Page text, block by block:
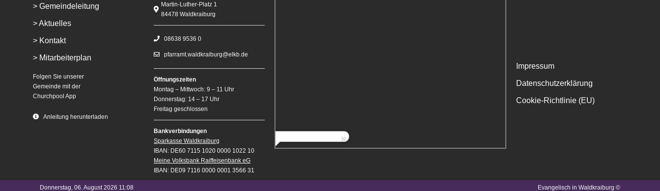
> Gemeindeleitung
> Aktuelles
> Kontakt
> Mitarbeiterplan
Folgen Sie unserer
Gemeinde mit der
Churchpool App
Anleitung herunterladen
Martin-Luther-Platz 1
84478 Waldkraiburg
08638 9536 0
pfarramt.waldkraiburg@elkb.de
Öffnungszeiten
Montag – Mittwoch: 9 – 11 Uhr
Donnerstag: 14 – 17 Uhr
Freitag geschlossen
Bankverbindungen
Sparkasse Waldkraiburg
IBAN: DE60 7115 1020 0000 1022 10
Meine Volksbank Raiffeisenbank eG
IBAN: DE09 7116 0000 0001 3566 31
Impressum
Datenschutzerklärung
Cookie-Richtlinie (EU)
Donnerstag, 06. August 2026 11:08 Evangelisch in Waldkraiburg ©